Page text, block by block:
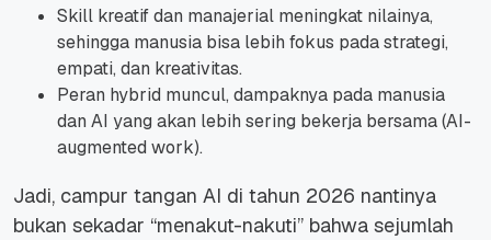
Skill kreatif dan manajerial meningkat nilainya,
sehingga manusia bisa lebih fokus pada strategi,
empati, dan kreativitas.
Peran hybrid muncul, dampaknya pada manusia
dan AI yang akan lebih sering bekerja bersama (AI-
augmented work).
Jadi, campur tangan AI di tahun 2026 nantinya
bukan sekadar “menakut-nakuti” bahwa sejumlah